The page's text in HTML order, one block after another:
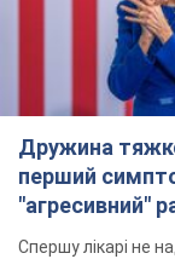
Дружина
перший
"агресивний"
Спершу лікарі не